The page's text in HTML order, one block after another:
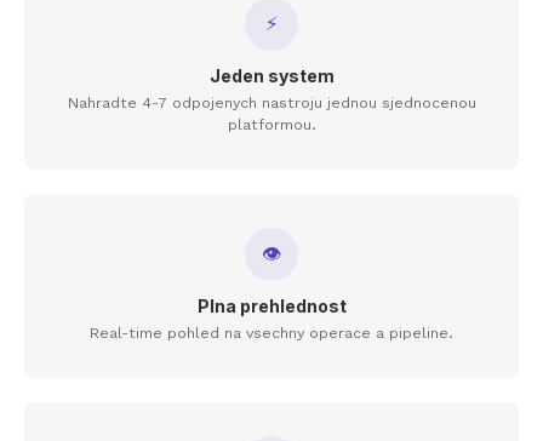
⚡
Jeden system
Nahradte 4-7 odpojenych nastroju jednou sjednocenou
platformou.
👁
Plna prehlednost
Real-time pohled na vsechny operace a pipeline.